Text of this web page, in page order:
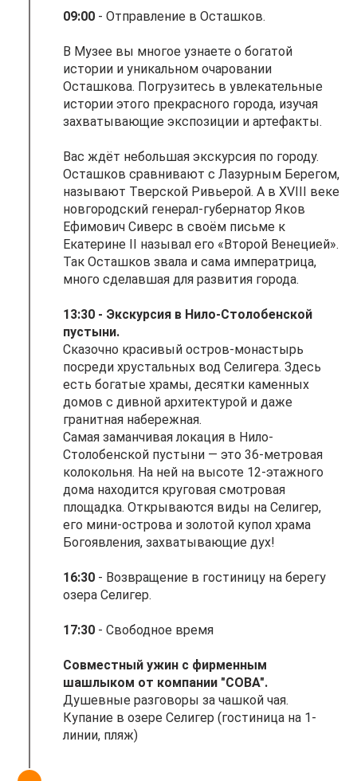
09:00 - Отправление в Осташков.
В Музее вы многое узнаете о богатой
истории и уникальном очаровании
Осташкова. Погрузитесь в увлекательные
истории этого прекрасного города, изучая
захватывающие экспозиции и артефакты.
Вас ждёт небольшая экскурсия по городу.
Осташков сравнивают с Лазурным Берегом,
называют Тверской Ривьерой. А в XVIII веке
новгородский генерал-губернатор Яков
Ефимович Сиверс в своём письме к
Екатерине II называл его «Второй Венецией».
Так Осташков звала и сама императрица,
много сделавшая для развития города.
13:30 - Экскурсия в Нило-Столобенской
пустыни.
Сказочно красивый остров-монастырь
посреди хрустальных вод Селигера. Здесь
есть богатые храмы, десятки каменных
домов с дивной архитектурой и даже
гранитная набережная.
Самая заманчивая локация в Нило-
Столобенской пустыни — это 36-метровая
колокольня. На ней на высоте 12-этажного
дома находится круговая смотровая
площадка. Открываются виды на Селигер,
его мини-острова и золотой купол храма
Богоявления, захватывающие дух!
16:30 - Возвращение в гостиницу на берегу
озера Селигер.
17:30 - Свободное время
Совместный ужин с фирменным
шашлыком от компании "СОВА".
Душевные разговоры за чашкой чая.
Купание в озере Селигер (гостиница на 1-
линии, пляж)